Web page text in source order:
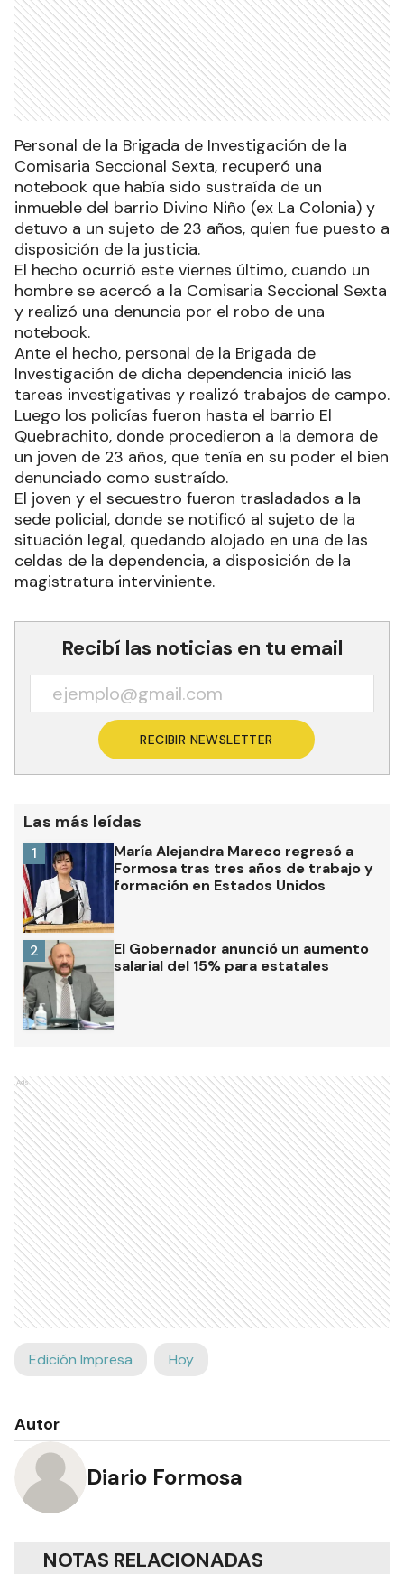
Personal de la Brigada de Investigación de la
Comisaria Seccional Sexta, recuperó una
notebook que había sido sustraída de un
inmueble del barrio Divino Niño (ex La Colonia) y
detuvo a un sujeto de 23 años, quien fue puesto a
disposición de la justicia.
El hecho ocurrió este viernes último, cuando un
hombre se acercó a la Comisaria Seccional Sexta
y realizó una denuncia por el robo de una
notebook.
Ante el hecho, personal de la Brigada de
Investigación de dicha dependencia inició las
tareas investigativas y realizó trabajos de campo.
Luego los policías fueron hasta el barrio El
Quebrachito, donde procedieron a la demora de
un joven de 23 años, que tenía en su poder el bien
denunciado como sustraído.
El joven y el secuestro fueron trasladados a la
sede policial, donde se notificó al sujeto de la
situación legal, quedando alojado en una de las
celdas de la dependencia, a disposición de la
magistratura interviniente.
Recibí las noticias en tu email
RECIBIR NEWSLETTER
Las más leídas
María Alejandra Mareco regresó a
Formosa tras tres años de trabajo y
formación en Estados Unidos
1
El Gobernador anunció un aumento
salarial del 15% para estatales
2
Ads
Edición Impresa Hoy
Autor
Diario Formosa
NOTAS RELACIONADAS